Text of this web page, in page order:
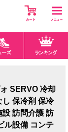
SERVO 冷却
し 保冷剤 保冷
訪問介護 訪
ル設備 コンテ